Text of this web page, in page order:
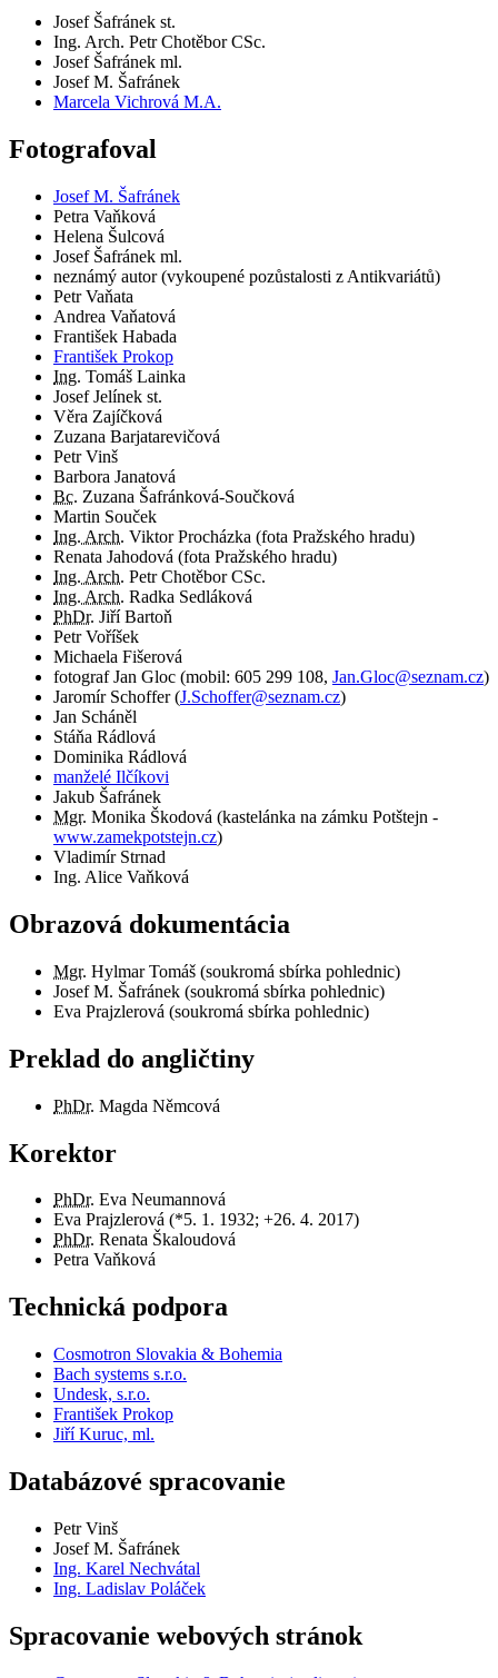
Josef Šafránek st.
Ing. Arch. Petr Chotěbor CSc.
Josef Šafránek ml.
Josef M. Šafránek
Marcela Vichrová M.A.
Fotografoval
Josef M. Šafránek
Petra Vaňková
Helena Šulcová
Josef Šafránek ml.
neznámý autor (vykoupené pozůstalosti z Antikvariátů)
Petr Vaňata
Andrea Vaňatová
František Habada
František Prokop
Ing. Tomáš Lainka
Josef Jelínek st.
Věra Zajíčková
Zuzana Barjatarevičová
Petr Vinš
Barbora Janatová
Bc. Zuzana Šafránková-Součková
Martin Souček
Ing. Arch. Viktor Procházka (fota Pražského hradu)
Renata Jahodová (fota Pražského hradu)
Ing. Arch. Petr Chotěbor CSc.
Ing. Arch. Radka Sedláková
PhDr. Jiří Bartoň
Petr Voříšek
Michaela Fišerová
fotografJan Gloc (mobil: 605 299 108, Jan.Gloc@seznam.cz)
Jaromír Schoffer(J.Schoffer@seznam.cz)
Jan Scháněl
Stáňa Rádlová
Dominika Rádlová
manželé Ilčíkovi
Jakub Šafránek
Mgr. Monika Škodová (kastelánka na zámku Potštejn -
www.zamekpotstejn.cz)
Vladimír Strnad
Ing. Alice Vaňková
Obrazová dokumentácia
Mgr. Hylmar Tomáš (soukromá sbírka pohlednic)
Josef M. Šafránek (soukromá sbírka pohlednic)
Eva Prajzlerová (soukromá sbírka pohlednic)
Preklad do angličtiny
PhDr. Magda Němcová
Korektor
PhDr. Eva Neumannová
Eva Prajzlerová (*5. 1. 1932; +26. 4. 2017)
PhDr. Renata Škaloudová
Petra Vaňková
Technická podpora
Cosmotron Slovakia & Bohemia
Bach systems s.r.o.
Undesk, s.r.o.
František Prokop
Jiří Kuruc, ml.
Databázové spracovanie
Petr Vinš
Josef M. Šafránek
Ing. Karel Nechvátal
Ing. Ladislav Poláček
Spracovanie webových stránok